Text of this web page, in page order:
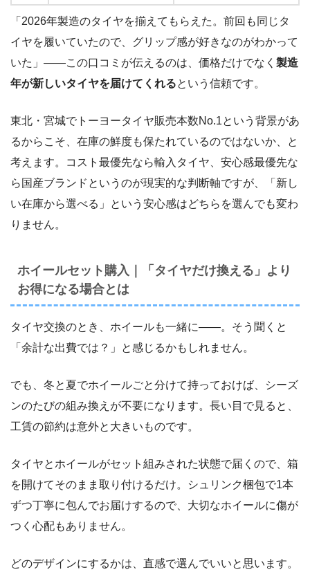
「2026年製造のタイヤを揃えてもらえた。前回も同じタ
イヤを履いていたので、グリップ感が好きなのがわかって
いた」――この口コミが伝えるのは、価格だけでなく 製造
年が新しいタイヤを届けてくれるという信頼です。
東北・宮城でトーヨータイヤ販売本数No.1という背景があ
るからこそ、在庫の鮮度も保たれているのではないか、と
考えます。コスト最優先なら輸入タイヤ、安心感最優先な
ら国産ブランドというのが現実的な判断軸ですが、「新し
い在庫から選べる」という安心感はどちらを選んでも変わ
りません。
ホイールセット購入｜「タイヤだけ換える」より
お得になる場合とは
タイヤ交換のとき、ホイールも一緒に――。そう聞くと
「余計な出費では？」と感じるかもしれません。
でも、冬と夏でホイールごと分けて持っておけば、シーズ
ンのたびの組み換えが不要になります。長い目で見ると、
工賃の節約は意外と大きいものです。
タイヤとホイールがセット組みされた状態で届くので、箱
を開けてそのまま取り付けるだけ。シュリンク梱包で1本
ずつ丁寧に包んでお届けするので、大切なホイールに傷が
つく心配もありません。
どのデザインにするかは、直感で選んでいいと思います。